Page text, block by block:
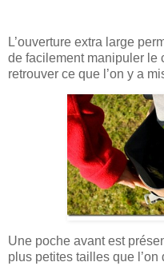
L’ouverture extra large
de facilement manipuler le
retrouver ce que l’on y a
Une poche avant est
plus petites tailles que